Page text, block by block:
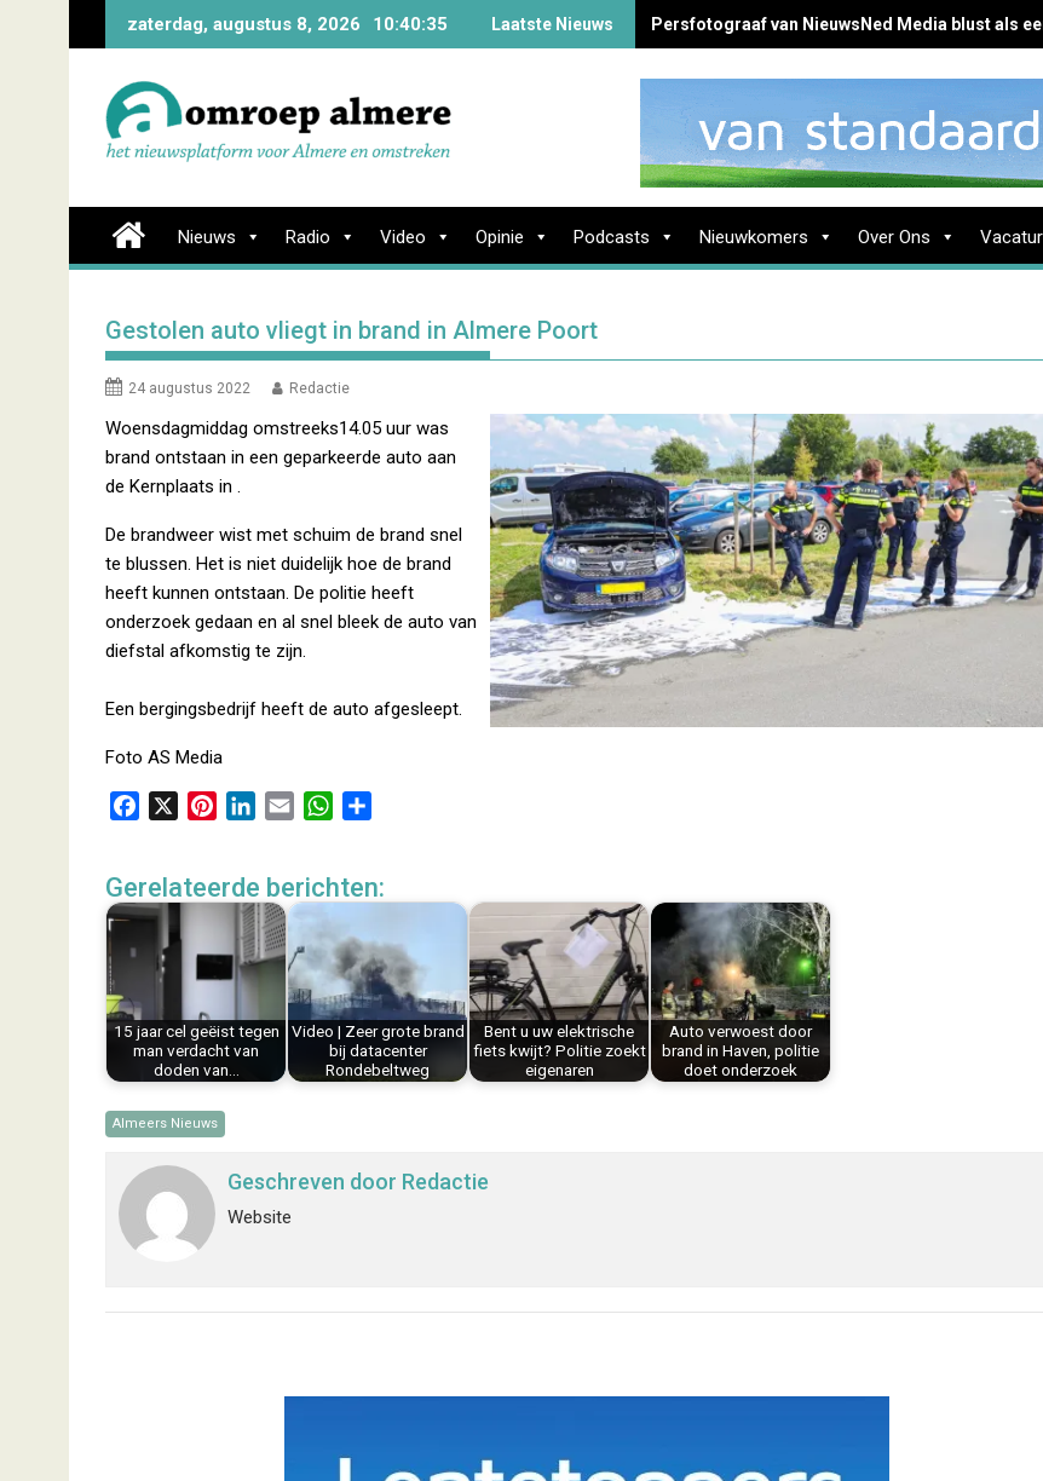
zaterdag, augustus 8, 2026 10:40:36 Laatste Nieuws Persfotograaf van NieuwsNed Media blust als
Nieuws Radio Video Opinie Podcasts Nieuwkomers Over Ons
Gestolen auto vliegt in brand in Almere Poort
24 augustus 2022 Redactie
Woensdagmiddag omstreeks14.05 uur was
brand ontstaan in een geparkeerde auto aan
de Kernplaats in .
De brandweer wist met schuim de brand snel
te blussen. Het is niet duidelijk hoe de brand
heeft kunnen ontstaan. De politie heeft
onderzoek gedaan en al snel bleek de auto van
diefstal afkomstig te zijn.
Een bergingsbedrijf heeft de auto afgesleept.
Foto AS Media
e
b
k
t
r
e
t
k
e
d
I
i
W
t
s
A
p
p
e
Gerelateerde berichten:
15 jaar cel geëist tegen
man verdacht van
doden van…
Video | Zeer grote brand
bij datacenter
Rondebeltweg
Bent u uw elektrische
fiets kwijt? Politie zoekt
eigenaren
Auto verwoest door
brand in Haven, politie
doet onderzoek
Almeers Nieuws
Geschreven door Redactie
Website